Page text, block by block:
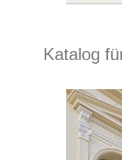
Katalog